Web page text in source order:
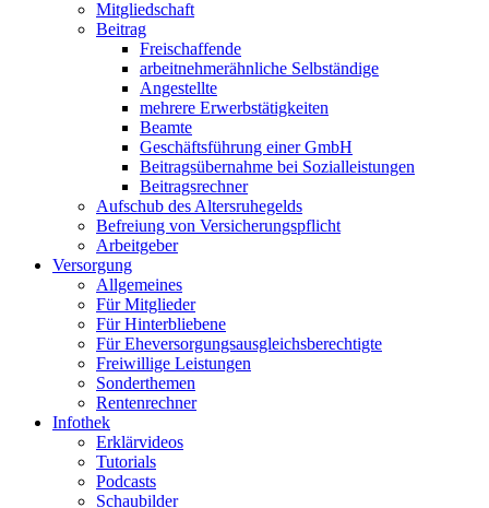
Mitgliedschaft
Beitrag
Freischaffende
arbeitnehmerähnliche Selbständige
Angestellte
mehrere Erwerbstätigkeiten
Beamte
Geschäftsführung einer GmbH
Beitragsübernahme bei Sozialleistungen
Beitragsrechner
Aufschub des Altersruhegelds
Befreiung von Versicherungspflicht
Arbeitgeber
Versorgung
Allgemeines
Für Mitglieder
Für Hinterbliebene
Für Eheversorgungsausgleichsberechtigte
Freiwillige Leistungen
Sonderthemen
Rentenrechner
Infothek
Erklärvideos
Tutorials
Podcasts
Schaubilder